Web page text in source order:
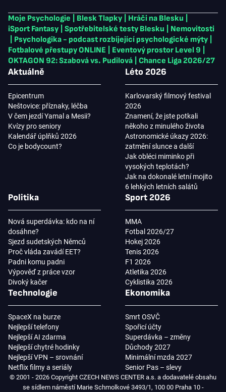
Moje Psychologie Blesk Tlapky Hráči na Blesku
iSport Fantasy
Spotřebitelské testy Blesku
Nemovitosti
Psychologika - podcast rozbíjející psychologické mýty
Fotbalové přestupy ONLINE
Eventový prostor Level 9
OKTAGON 92: Szabová vs. Pudilová
Chance Liga 2026/27
Aktuálně
Epicentrum
Neštovice: příznaky, léčba
V čem jezdí Yamal a Mesii?
Kvízy pro seniory
Kalendář úplňků 2026
Co je bodycount?
Léto 2026
Karlovarský filmový festival
2026
Znamení, že jste potkali
někoho z minulého života
Astronomické úkazy 2026:
zatmění slunce a další
Jak obléci miminko při
vysokých teplotách?
Jak na dokonalé letní mojito
6 lehkých letních salátů
Politika
Nová superdávka: kdo na ní
dosáhne?
Sjezd sudetských Němců
Proč vláda zavádí EET?
Padni komu padni
Výpověď z práce vzor
Divoký kačer
Sport 2026
MMA
Fotbal 2026/27
Hokej 2026
Tenis 2026
F1 2026
Atletika 2026
Cyklistika 2026
Technologie
SpaceX na burze
Nejlepší telefony
Nejlepší AI zdarma
Nejlepší chytré hodinky
Nejlepší VPN – srovnání
Netflix filmy a seriály
Ekonomika
Smrt OSVČ
Spořicí účty
Superdávka – změny
Důchody 2027
Minimální mzda 2027
Senior Pas – slevy
© 2001 - 2026 Copyright CZECH NEWS CENTER a.s. a dodavatelé obsahu
se sídlem náměstí Marie Schmolkové 3493/1, 100 00 Praha 10 -